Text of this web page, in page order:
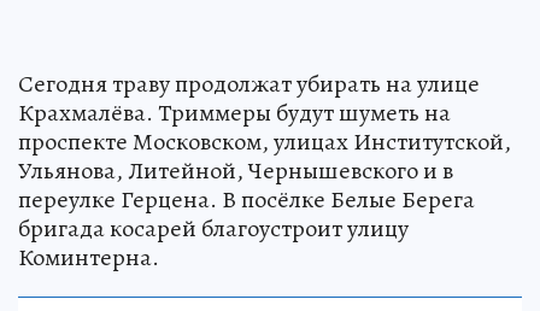
Сегодня траву продолжат убирать на улице
Крахмалёва. Триммеры будут шуметь на
проспекте Московском, улицах Институтской,
Ульянова, Литейной, Чернышевского и в
переулке Герцена. В посёлке Белые Берега
бригада косарей благоустроит улицу
Коминтерна.